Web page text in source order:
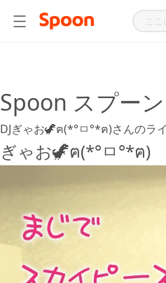
Spoon スプー
DJぎゃお🦖ฅ(*°ㅁ°*ฅ)さんのラ
ぎゃお🦖ฅ(*°ㅁ°*ฅ)